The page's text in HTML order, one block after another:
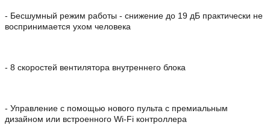
- Бесшумный режим работы - снижение до 19 дБ практически не
воспринимается ухом человека
- 8 скоростей вентилятора внутреннего блока
- Управление с помощью нового пульта с премиальным
дизайном или встроенного Wi-Fi контроллера